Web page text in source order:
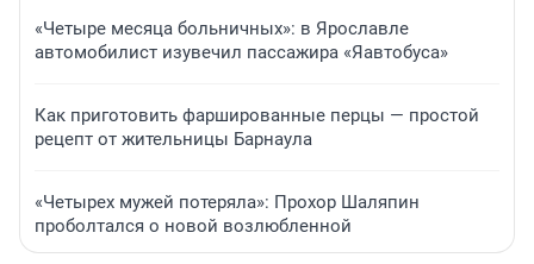
«Четыре месяца больничных»: в Ярославле
автомобилист изувечил пассажира «Яавтобуса»
Как приготовить фаршированные перцы — простой
рецепт от жительницы Барнаула
«Четырех мужей потеряла»: Прохор Шаляпин
проболтался о новой возлюбленной